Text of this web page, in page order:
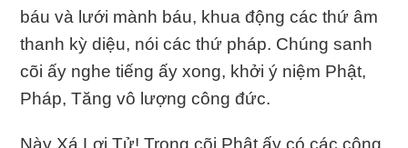
báu và lưới mành báu, khua động các thứ âm
thanh kỳ diệu, nói các thứ pháp. Chúng sanh
cõi ấy nghe tiếng ấy xong, khởi ý niệm Phật,
Pháp, Tăng vô lượng công đức.
Này Xá Lợi Tử! Trong cõi Phật ấy có các công